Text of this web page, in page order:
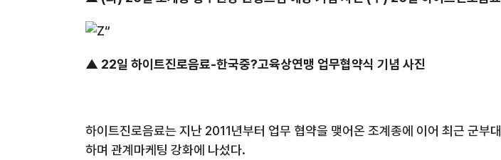
▲ 22일 하이트진로음료-한국중?고육상연맹 업무협약식 기념 사진
하이트진로음료는 지난 2011년부터 업무 협약을 맺어온 조계종에 이어 최근 군부대
하며 관계마케팅 강화에 나섰다.